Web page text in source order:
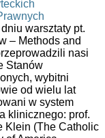
warsztaty pt.
– Methods and
nasi
Stanów
wybitni
od wielu lat
w system
klinicznego: prof.
Klein (The Catholic